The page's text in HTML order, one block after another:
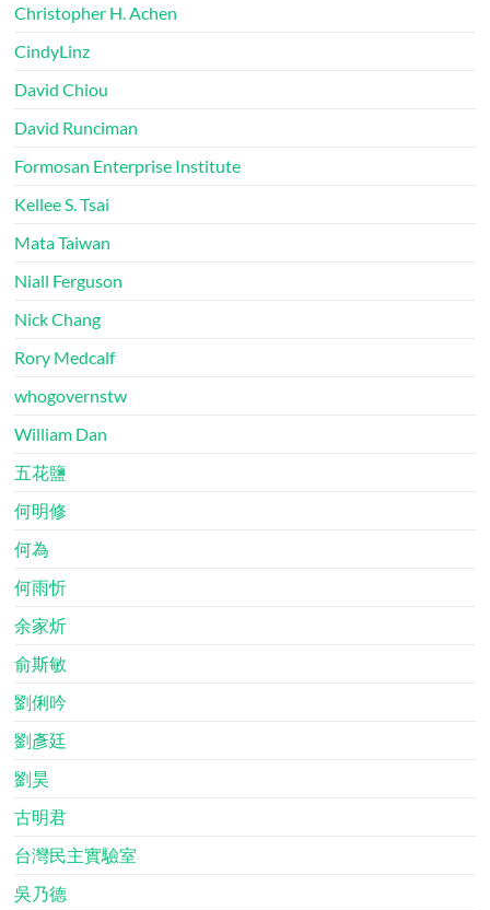
Christopher H. Achen
CindyLinz
David Chiou
David Runciman
Formosan Enterprise Institute
Kellee S. Tsai
Mata Taiwan
Niall Ferguson
Nick Chang
Rory Medcalf
whogovernstw
William Dan
五花鹽
何明修
何為
何雨忻
余家炘
俞斯敏
劉俐吟
劉彥廷
劉昊
古明君
台灣民主實驗室
吳乃德